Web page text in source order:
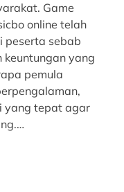
Game
online telah
peserta sebab
keuntungan yang
pemula
yang tepat agar